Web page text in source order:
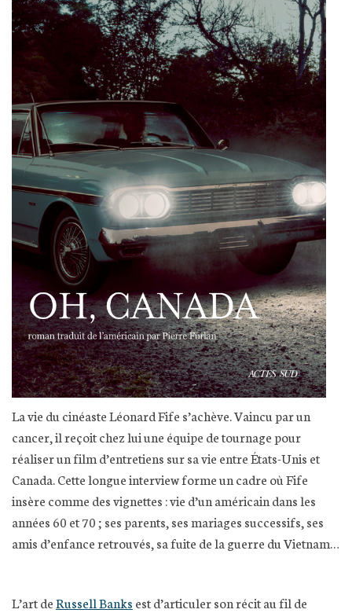
La vie du cinéaste Léonard Fife s’achève. Vaincu par un
cancer, il reçoit chez lui une équipe de tournage pour
réaliser un film d’entretiens sur sa vie entre États-Unis et
Canada. Cette longue interview forme un cadre où Fife
insère comme des vignettes : vie d’un américain dans les
années 60 et 70 ; ses parents, ses mariages successifs, ses
amis d’enfance retrouvés, sa fuite de la guerre du Vietnam…
L’art deRussell Banks est d’articuler son récit au fil de